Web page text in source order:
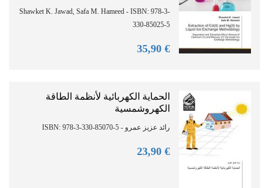
Shawket K. Jawad, Safa M. Hameed - ISBN: 978-3-
330-85025-5
€ 35,
90
الحماية الكهربائية لأنظمة الطاقة
الكهروشمسية
رائد عزيز عمرو - ISBN: 978-3-330-85070-5
€ 23,
90